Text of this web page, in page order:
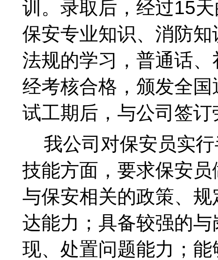
训。录取后，经过15
保安专业知识、消防
法规的学习，普通话
经考核合格，颁发全
试工期后，与公司签
我公司对保安员实行
技能方面，要求保安
与保安相关的政策、
达能力；具备较强的
现、处置问题能力；